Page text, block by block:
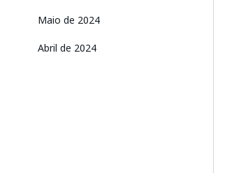
Maio de 2024
Abril de 2024